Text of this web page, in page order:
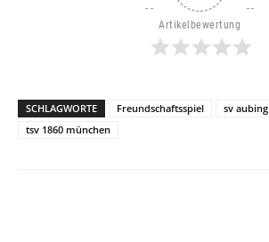
Artikelbewertung
SCHLAGWORTE Freundschaftsspiel
sv aubing
tsv 1860 münchen